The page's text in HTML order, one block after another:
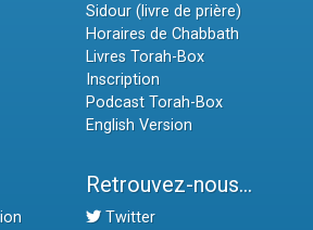
Sidour (livre de prière)
Horaires de Chabbath
Livres Torah-Box
Inscription
Podcast Torah-Box
English Version
Retrouvez-nous...
Twitter